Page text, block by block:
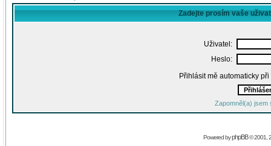
Zadejte prosím vaše
Uživatel:
Heslo:
Přihlásit mě automaticky
Zapomněl(a) jsem
Powered byphpBB© 2001,